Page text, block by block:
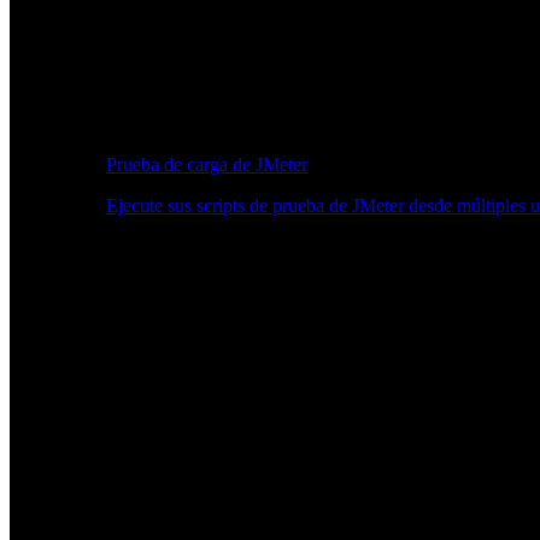
Prueba de carga de JMeter
Ejecute sus scripts de prueba de JMeter desde múltiples